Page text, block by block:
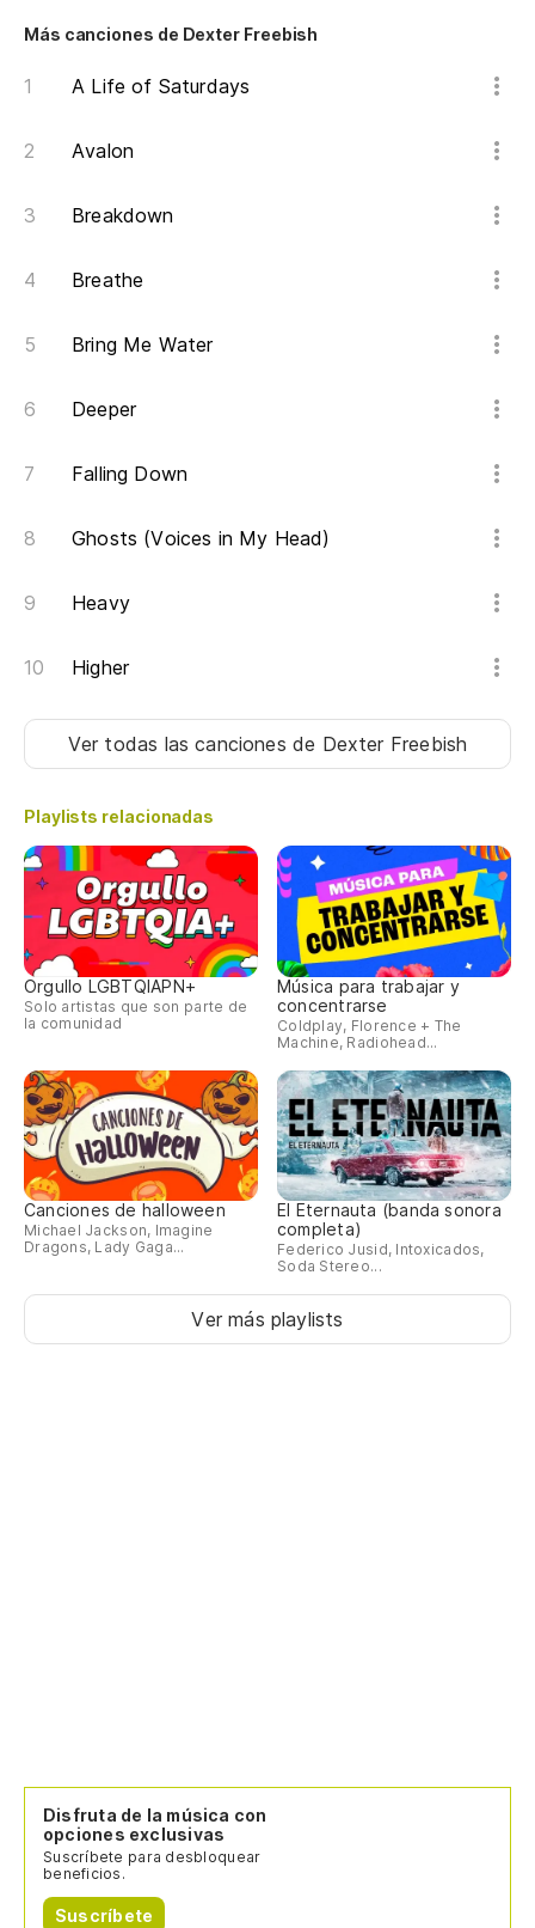
Más canciones de Dexter Freebish
A Life of Saturdays
Avalon
Breakdown
Breathe
Bring Me Water
Deeper
Falling Down
Ghosts (Voices in My Head)
Heavy
Higher
Ver todas las cancionesde Dexter Freebish
Playlists relacionadas
Orgullo LGBTQIAPN+
Solo artistas que son parte de
la comunidad
Música para trabajar y
concentrarse
Coldplay, Florence + The
Machine, Radiohead...
Canciones de halloween
Michael Jackson, Imagine
Dragons, Lady Gaga...
El Eternauta (banda sonora
completa)
Federico Jusid, Intoxicados,
Soda Stereo...
Ver más playlists
Disfruta de la música con
opciones exclusivas
Suscríbete para desbloquear
beneficios.
Suscríbete